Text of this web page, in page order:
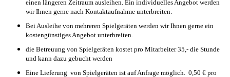
einen längeren Zeitraum ausleihen. Ein individuelles Angebot werden
wir Ihnen gerne nach Kontaktaufnahme unterbreiten.
Bei Ausleihe von mehreren Spielgeräten werden wir Ihnen gerne ein
kostengünstiges Angebot unterbreiten.
die Betreuung von Spielgeräten kostet pro Mitarbeiter 35,- die Stunde
und kann dazu gebucht werden
Eine Lieferung von Spielgeräten ist auf Anfrage möglich. 0,50 € pro